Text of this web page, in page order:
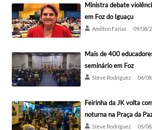
Ministra debate
em Foz do Iguaçu
Amilton Farias 09/08/
Mais de 400
seminário em Foz
Steve Rodríguez 06/
Feirinha da JK volta
noturna na Praça da
Steve Rodríguez 05/